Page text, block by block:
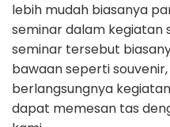
lebih mudah biasanya
seminar dalam kegiatan
seminar tersebut
bawaan seperti
berlangsungnya
dapat memesan tas